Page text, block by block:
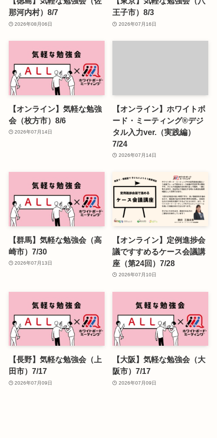
那河内村）8/7
2026年08月06日
王子市）8/3
2026年07月16日
【オンライン】気軽な勉強
会（枚方市）8/6
2026年07月14日
【オンライン】ホワイトボ
ード・ミーティング®デジ
タル入力ver.（実践編）
7/24
2026年07月14日
【群馬】気軽な勉強会（高
崎市）7/30
2026年07月13日
【オンライン】定例進捗会
議ですすめるケース会議講
座（第24回）7/28
2026年07月10日
【長野】気軽な勉強会（上
田市）7/17
2026年07月09日
【大阪】気軽な勉強会（大
阪市）7/17
2026年07月09日